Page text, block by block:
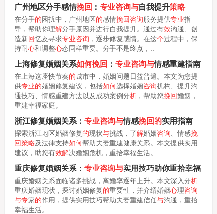
广州地区分手感情挽回 ： 专业咨询与自我提升策略
在分手的困扰中，广州地区的感情挽回咨询服务提供专业指
导，帮助你理解分手原因并进行自我提升。通过有效沟通、创
造新回忆及寻求专业咨询 ，逐步修复感情。在这个过程中，保
持耐心和调整心态同样重要。分手不是终点，...
上海修复婚姻关系如何挽回 ： 专业咨询与情感重建指南
在上海这座快节奏的城市中，婚姻问题日益普遍。本文为您提
供专业的婚姻修复建议，包括如何选择婚姻咨询机构、提升沟
通技巧、情感重建方法以及成功案例分析，帮助您挽回婚姻，
重建幸福家庭。
浙江修复婚姻关系： 专业咨询与情感挽回的实用指南
探索浙江地区婚姻修复的现状与挑战，了解婚姻咨询 、情感挽
回策略及法律支持如何帮助夫妻重建健康关系。本文提供实用
建议，助您有效解决婚姻危机，重拾幸福生活。
重庆修复婚姻关系： 专业咨询与实用技巧助你重拾幸福
重庆婚姻关系面临诸多挑战，离婚率逐年上升。本文深入分析
重庆婚姻现状，探讨婚姻修复的重要性，并介绍婚姻心理咨询
与专家的作用，提供实用技巧帮助夫妻重建信任与沟通，重拾
幸福生活。